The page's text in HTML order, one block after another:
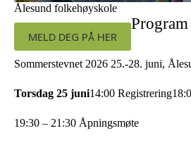
Ålesund folkehøyskole
MELD DEG PÅ HER
Program
Sommerstevnet 2026 25.-28. juni,
Torsdag 25 juni14:00 Registrering
19:30 – 21:30 Åpningsmøte